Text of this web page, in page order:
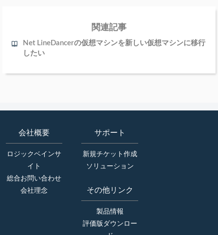
関連記事
Net LineDancerの仮想マシンを新しい仮想マシンに移行
したい
会社概要
ロジックベインサ
イト
総合お問い合わせ
会社理念
サポート
新規チケット作成
ソリューション
その他リンク
製品情報
評価版ダウンロー